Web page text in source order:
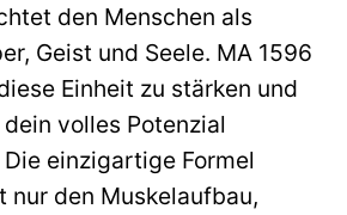
den Menschen als
Geist und Seele. MA 1596
Einheit zu stärken und
volles Potenzial
einzigartige Formel
nur den Muskelaufbau,